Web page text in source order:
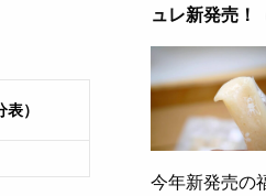
）
ュレ新発売！
今年新発売の